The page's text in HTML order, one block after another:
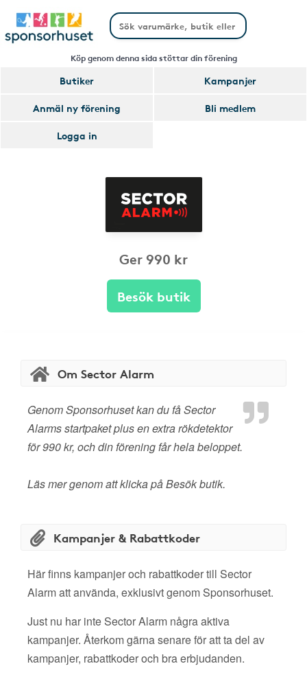
Köp genom denna sida stöttar din förening
Butiker
Kampanjer
Anmäl ny förening
Bli medlem
Logga in
Ger 990 kr
Besök butik
Om Sector Alarm
Genom Sponsorhuset kan du få Sector
Alarms startpaket plus en extra rökdetektor
för 990 kr, och din förening får hela beloppet.
Läs mer genom att klicka på Besök butik.
Kampanjer & Rabattkoder
Här finns kampanjer och rabattkoder till Sector
Alarm att använda, exklusivt genom Sponsorhuset.
Just nu har inte Sector Alarm några aktiva
kampanjer. Återkom gärna senare för att ta del av
kampanjer, rabattkoder och bra erbjudanden.